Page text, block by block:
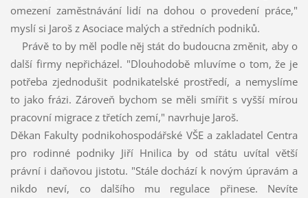
omezení zaměstnávání lidí na dohou o provedení práce,"
myslí si Jaroš z Asociace malých a středních podniků.
Právě to by měl podle něj stát do budoucna změnit, aby o
další firmy nepřicházel. "Dlouhodobě mluvíme o tom, že je
potřeba zjednodušit podnikatelské prostředí, a nemyslíme
to jako frázi. Zároveň bychom se měli smířit s vyšší mírou
pracovní migrace z třetích zemí," navrhuje Jaroš.
Děkan Fakulty podnikohospodářské VŠE a zakladatel Centra
pro rodinné podniky Jiří Hnilica by od státu uvítal větší
právní i daňovou jistotu. "Stále dochází k novým úpravám a
nikdo neví, co dalšího mu regulace přinese. Nevíte